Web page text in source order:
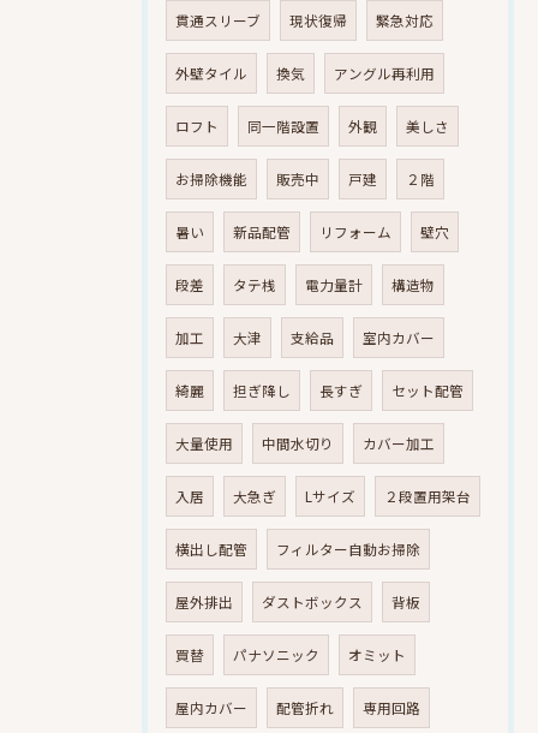
貫通スリーブ 現状復帰 緊急対応
外壁タイル 換気 アングル再利用
ロフト 同一階設置 外観 美しさ
お掃除機能 販売中 戸建 ２階
暑い 新品配管 リフォーム 壁穴
段差 タテ桟 電力量計 構造物
加工 大津 支給品 室内カバー
綺麗 担ぎ降し 長すぎ セット配管
大量使用 中間水切り カバー加工
入居 大急ぎ Lサイズ ２段置用架台
横出し配管 フィルター自動お掃除
屋外排出 ダストボックス 背板
買替 パナソニック オミット
屋内カバー 配管折れ 専用回路